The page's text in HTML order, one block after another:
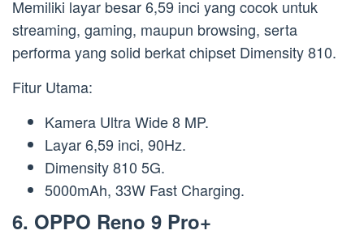
Memiliki layar besar 6,59 inci yang cocok untuk
streaming, gaming, maupun browsing, serta
performa yang solid berkat chipset Dimensity 810.
Fitur Utama:
Kamera Ultra Wide 8 MP.
Layar 6,59 inci, 90Hz.
Dimensity 810 5G.
5000mAh, 33W Fast Charging.
6. OPPO Reno 9 Pro+